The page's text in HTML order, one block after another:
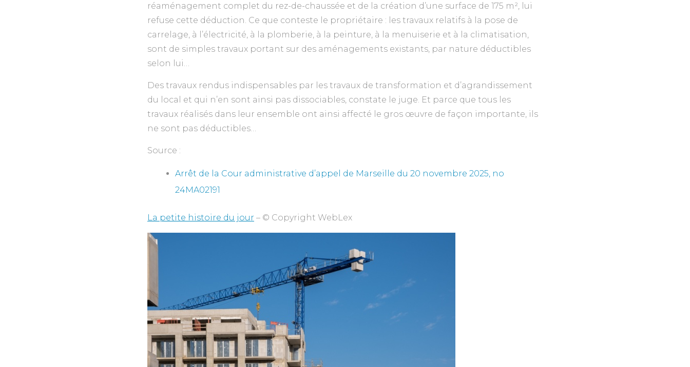
réaménagement complet du rez-de-chaussée et de la création d’une surface de 175 m², lui
refuse cette déduction. Ce que conteste le propriétaire : les travaux relatifs à la pose de
carrelage, à l’électricité, à la plomberie, à la peinture, à la menuiserie et à la climatisation,
sont de simples travaux portant sur des aménagements existants, par nature déductibles
selon lui…
Des travaux rendus indispensables par les travaux de transformation et d’agrandissement
du local et qui n’en sont ainsi pas dissociables, constate le juge. Et parce que tous les
travaux réalisés dans leur ensemble ont ainsi affecté le gros œuvre de façon importante, ils
ne sont pas déductibles…
Source :
Arrêt de la Cour administrative d’appel de Marseille du 20 novembre 2025, no
24MA02191
La petite histoire du jour – © Copyright WebLex